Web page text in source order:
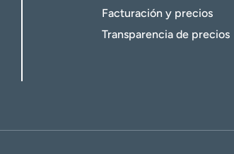
Facturación y precios
Transparencia de precios